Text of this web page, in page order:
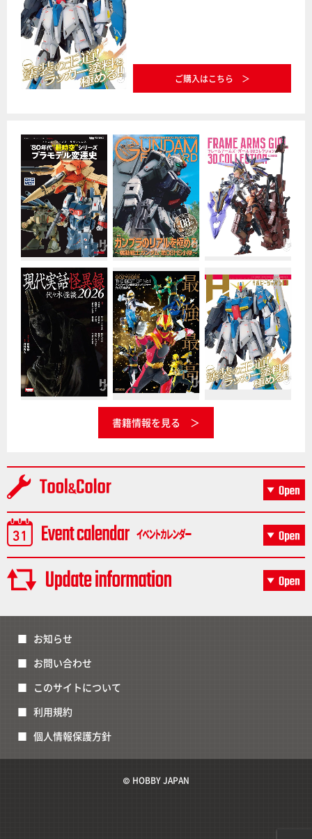
ご購入はこちら
書籍情報を見る
お知らせ
お問い合わせ
このサイトについて
利用規約
個人情報保護方針
© HOBBY JAPAN